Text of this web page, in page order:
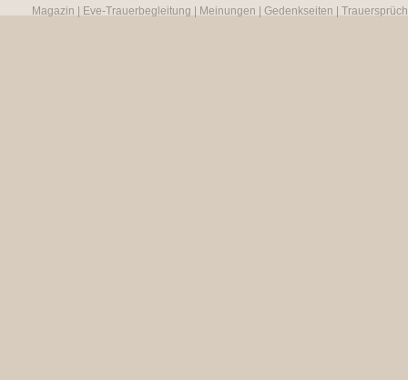
Magazin
Eve-Trauerbegleitung Meinungen Gedenkseiten